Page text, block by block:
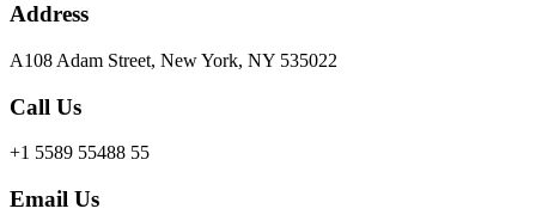
Address
A108 Adam Street, New York, NY 535022
Call Us
+1 5589 55488 55
Email Us